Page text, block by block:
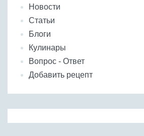
Новости
Статьи
Блоги
Кулинары
Вопрос - Ответ
Добавить рецепт